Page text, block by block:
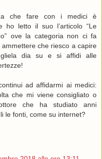
a che fare con i medici è
ho letto il suo l’articolo “Le
ove la categoria non ci fa
che riesco a capire
dia su e si affidi alle
ad affidarmi ai medici:
che mi viene consigliato o
che ha studiato anni
le fonti, come su internet?